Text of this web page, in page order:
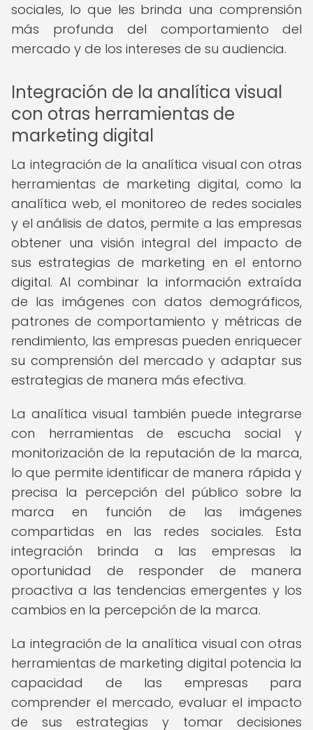
sociales, lo que les brinda una comprensión
más profunda del comportamiento del
mercado y de los intereses de su audiencia.
Integración de la analítica visual
con otras herramientas de
marketing digital
La integración de la analítica visual con otras
herramientas de marketing digital, como la
analítica web, el monitoreo de redes sociales
y el análisis de datos, permite a las empresas
obtener una visión integral del impacto de
sus estrategias de marketing en el entorno
digital. Al combinar la información extraída
de las imágenes con datos demográficos,
patrones de comportamiento y métricas de
rendimiento, las empresas pueden enriquecer
su comprensión del mercado y adaptar sus
estrategias de manera más efectiva.
La analítica visual también puede integrarse
con herramientas de escucha social y
monitorización de la reputación de la marca,
lo que permite identificar de manera rápida y
precisa la percepción del público sobre la
marca en función de las imágenes
compartidas en las redes sociales. Esta
integración brinda a las empresas la
oportunidad de responder de manera
proactiva a las tendencias emergentes y los
cambios en la percepción de la marca.
La integración de la analítica visual con otras
herramientas de marketing digital potencia la
capacidad de las empresas para
comprender el mercado, evaluar el impacto
de sus estrategias y tomar decisiones